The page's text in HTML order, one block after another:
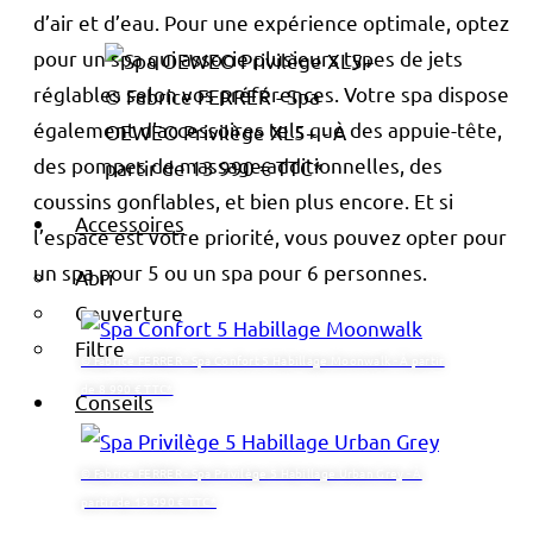
© Fabrice FERRER - Spa
OEWEO Privilège XL5+ - À
partir de 13 990 € TTC*
Accessoires
Abri
Couverture
Filtre
Conseils
d’air et d’eau. Pour une expérience optimale, optez
pour un spa qui associe plusieurs types de jets
réglables selon vos préférences. Votre spa dispose
également d’accessoires tels que des appuie-tête,
des pompes de massage additionnelles, des
coussins gonflables, et bien plus encore. Et si
l’espace est votre priorité, vous pouvez opter pour
un spa pour 5 ou un spa pour 6 personnes.
© Fabrice FERRER - Spa Confort 5 Habillage Moonwalk - À partir